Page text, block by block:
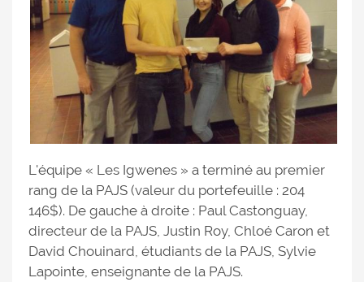
L'équipe « Les Igwenes » a terminé au premier
rang de la PAJS (valeur du portefeuille : 204
146$). De gauche à droite : Paul Castonguay,
directeur de la PAJS, Justin Roy, Chloé Caron et
David Chouinard, étudiants de la PAJS, Sylvie
Lapointe, enseignante de la PAJS.